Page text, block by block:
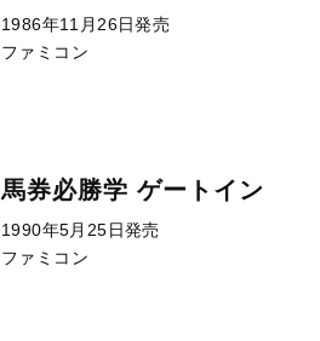
1986年11月26日発売
ファミコン
馬券必勝学 ゲートイン
1990年5月25日発売
ファミコン